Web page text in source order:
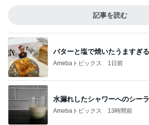
Amebaトピックス 1日前
水漏れしたシャワーへのシーラ
Amebaトピックス 13時間前
だいた 4歳の子供を楽しませた
Amebaトピックス 1日前